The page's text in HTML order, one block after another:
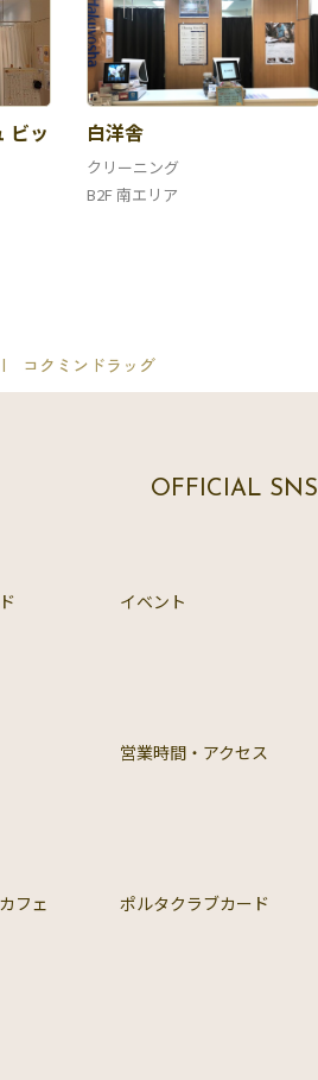
ビッ
白洋舎
クリーニング
B2F 南エリア
コクミンドラッグ
OFFICIAL SNS
イベント
営業時間・アクセス
フェ ポルタクラブカード